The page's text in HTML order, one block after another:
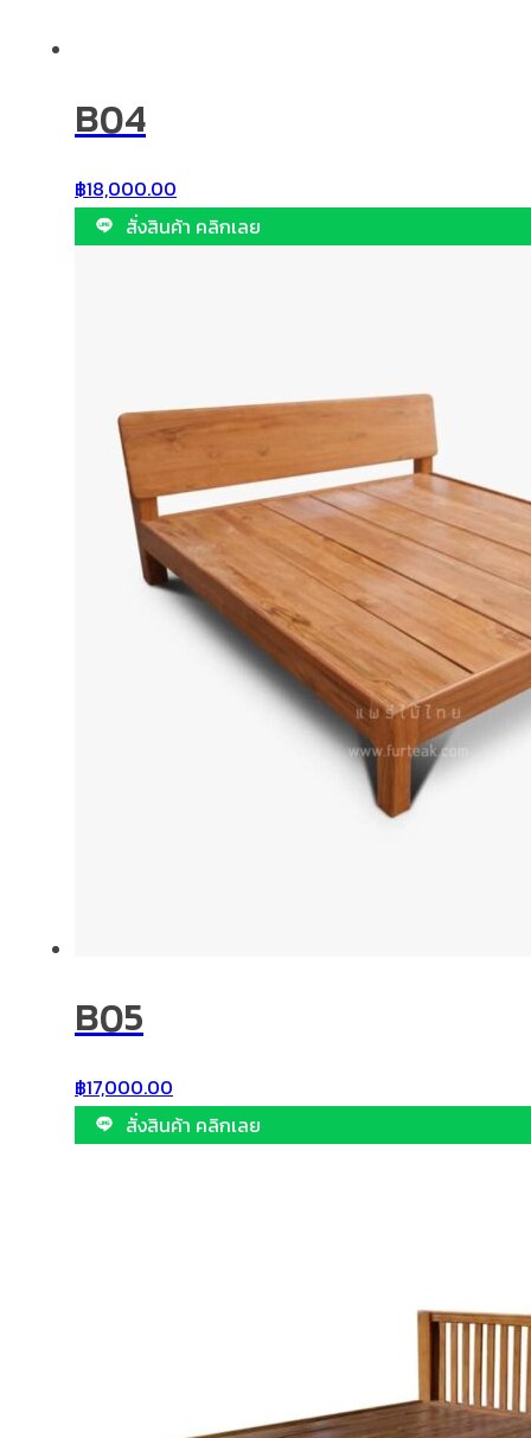
B04
฿18,000.00
สั่งสินค้า คลิกเลย
B05
฿17,000.00
สั่งสินค้า คลิกเลย